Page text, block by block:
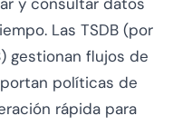
Las TSDB (por
gestionan flujos de
políticas de
rápida para